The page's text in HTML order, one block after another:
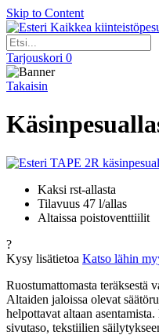
Skip to Content
Kaikkea
Tarjouskori 0
Takaisin
Kaksi rst-allasta
Tilavuus 47 l/allas
Altaissa poistoventtiilit
?
Kysy lisätietoa Katso lähin
Ruostumattomasta teräksestä
Altaiden jaloissa olevat
helpottavat altaan
sivutaso, tekstiilien